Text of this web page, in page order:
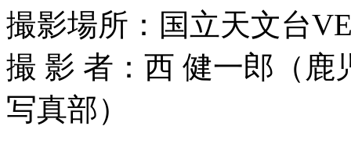
撮影場所：国立天文台
撮 影 者：西 健一郎（鹿
写真部）